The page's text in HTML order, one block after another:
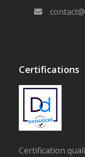
Certifications
Certification